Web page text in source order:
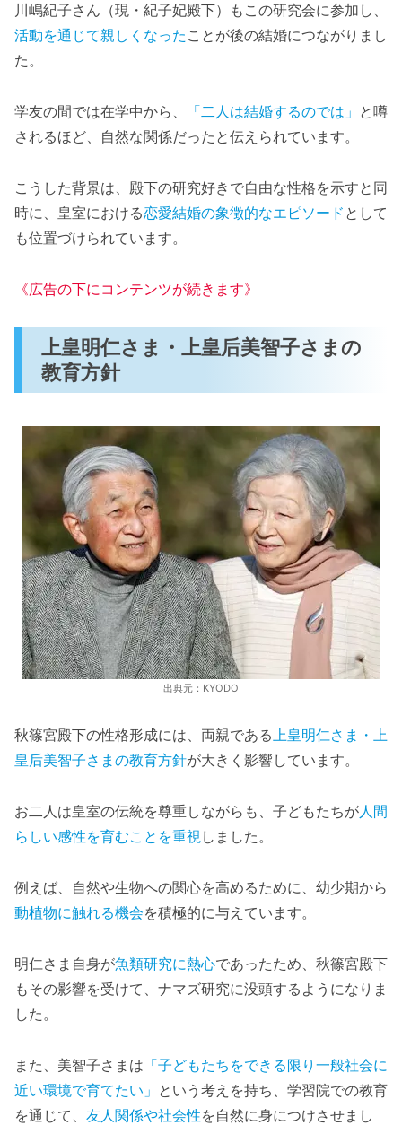
川嶋紀子さん（現・紀子妃殿下）もこの研究会に参加し、
活動を通じて親しくなった ことが後の結婚につながりまし
た。
学友の間では在学中から、 「二人は結婚するのでは」 と噂
されるほど、自然な関係だったと伝えられています。
こうした背景は、殿下の研究好きで自由な性格を示すと同
時に、皇室における恋愛結婚の象徴的なエピソード として
も位置づけられています。
《広告の下にコンテンツが続きます》
上皇明仁さま・上皇后美智子さまの
教育方針
出典元：KYODO
秋篠宮殿下の性格形成には、両親である上皇明仁さま・上
皇后美智子さまの教育方針が大きく影響しています。
お二人は皇室の伝統を尊重しながらも、子どもたちが人間
らしい感性を育むことを重視しました。
例えば、自然や生物への関心を高めるために、幼少期から
動植物に触れる機会を積極的に与えています。
明仁さま自身が魚類研究に熱心であったため、秋篠宮殿下
もその影響を受けて、ナマズ研究に没頭するようになりま
した。
また、美智子さまは 「子どもたちをできる限り一般社会に
近い環境で育てたい」 という考えを持ち、学習院での教育
を通じて、 友人関係や社会性を自然に身につけさせまし